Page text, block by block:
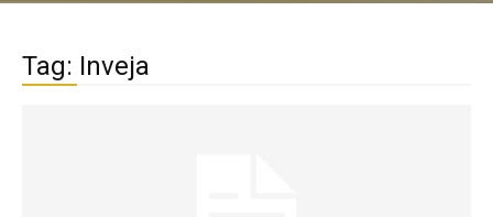
Tag: Inveja